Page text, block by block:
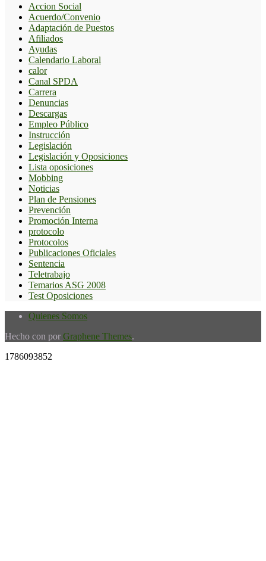
Accion Social
Acuerdo/Convenio
Adaptación de Puestos
Afiliados
Ayudas
Calendario Laboral
calor
Canal SPDA
Carrera
Denuncias
Descargas
Empleo Público
Instrucción
Legislación
Legislación y Oposiciones
Lista oposiciones
Mobbing
Noticias
Plan de Pensiones
Prevención
Promoción Interna
protocolo
Protocolos
Publicaciones Oficiales
Sentencia
Teletrabajo
Temarios ASG 2008
Test Oposiciones
Quienes Somos
Hecho con por Graphene Themes.
1786093852